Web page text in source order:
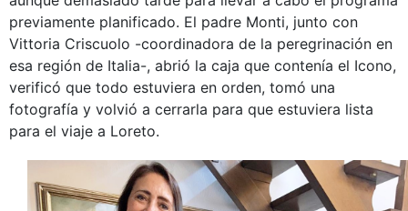
previamente planificado. El padre Monti, junto con
Vittoria Criscuolo -coordinadora de la peregrinación en
esa región de Italia-, abrió la caja que contenía el Icono,
verificó que todo estuviera en orden, tomó una
fotografía y volvió a cerrarla para que estuviera lista
para el viaje a Loreto.